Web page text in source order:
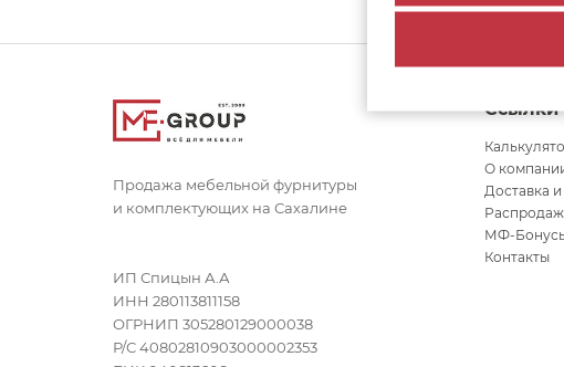
Продажа мебельной фурнитуры
и комплектующих на Сахалине
ИП Спицын А.А
ИНН 280113811158
ОГРНИП 305280129000038
Р/С 40802810903000002353
Ссылки
О
Доставка
МФ-
Контакты